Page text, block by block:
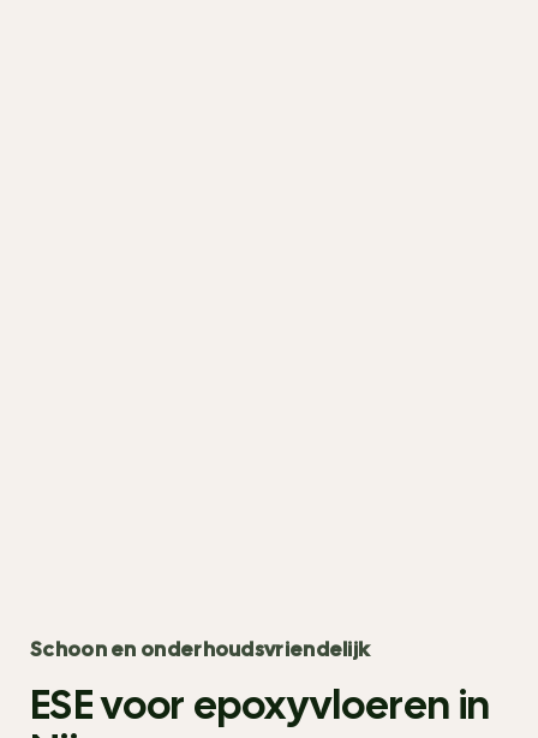
Schoon en onderhoudsvriendelijk
ESE voor epoxyvloeren in